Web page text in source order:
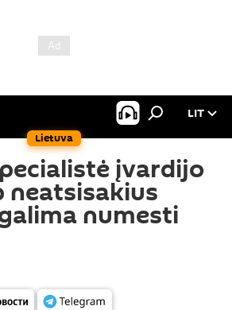
Lietuva
LIT
įvardijo
neatsisakius
numesti